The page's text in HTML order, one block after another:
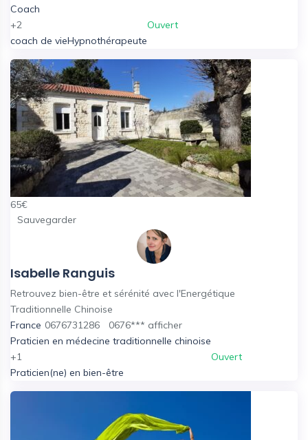
Coach
+2
coach de vieHypnothérapeute
Ouvert
65€
Sauvegarder
Isabelle Ranguis
Retrouvez bien-être et sérénité avec l'Energétique
Traditionnelle Chinoise
France 0676731286 0676*** afficher
Praticien en médecine traditionnelle chinoise
+1
Praticien(ne) en bien-être
Ouvert